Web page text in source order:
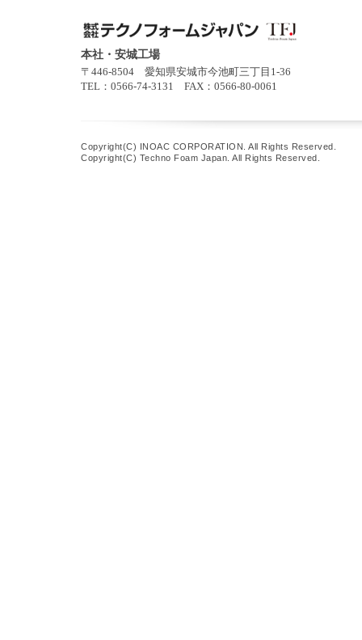
本社・安城工場
〒446-8504 愛知県安城市今池町三丁目1-36
TEL：0566-74-3131 FAX：0566-80-0061
Copyright(C) INOAC CORPORATION. All Rights Reserved.
Copyright(C) Techno Foam Japan. All Rights Reserved.